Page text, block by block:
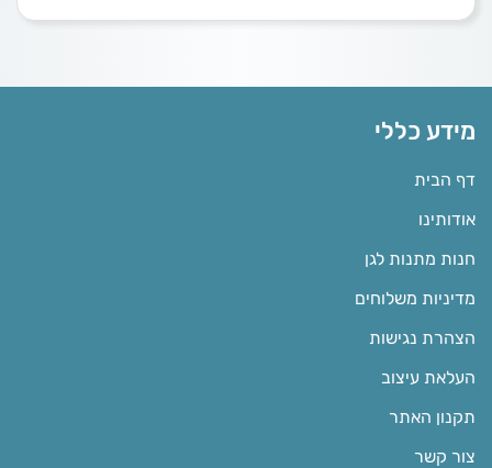
מידע כללי
דף הבית
אודותינו
חנות מתנות לגן
מדיניות משלוחים
הצהרת נגישות
העלאת עיצוב
תקנון האתר
צור קשר